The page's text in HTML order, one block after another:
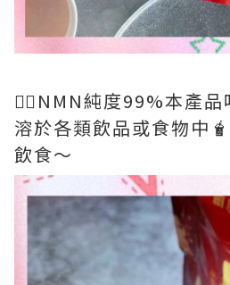
👉🏻NMN純度99%本產
溶於各類飲品或食物中
飲食～